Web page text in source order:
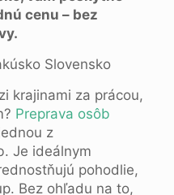
cenu – bez
krajinami za prácou,
Preprava osôb
z
Je ideálnym
pohodlie,
Bez ohľadu na to,